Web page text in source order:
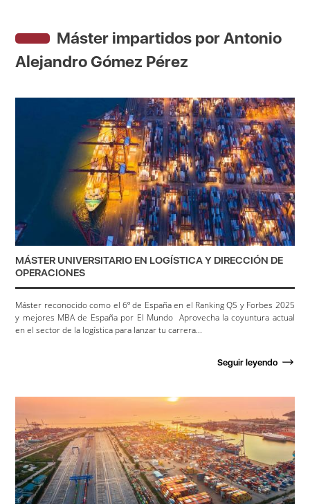
Máster impartidos por Antonio
Alejandro Gómez Pérez
MÁSTER UNIVERSITARIO EN LOGÍSTICA Y DIRECCIÓN DE
OPERACIONES
Máster reconocido como el 6º de España en el Ranking QS y Forbes 2025
y mejores MBA de España por El Mundo Aprovecha la coyuntura actual
en el sector de la logística para lanzar tu carrera...
Seguir leyendo